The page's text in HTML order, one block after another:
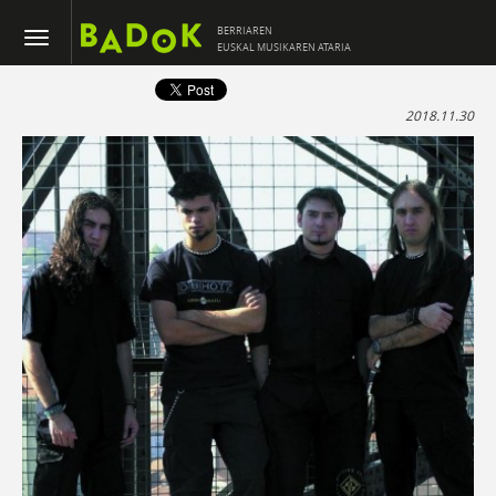
BERRIAREN
EUSKAL MUSIKAREN ATARIA
2018.11.30